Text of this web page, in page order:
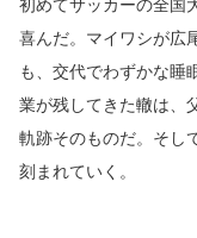
初めてサッカーの全国
喜んだ。マイワシが広
も、交代でわずかな睡
業が残してきた轍は、
軌跡そのものだ。そし
刻まれていく。